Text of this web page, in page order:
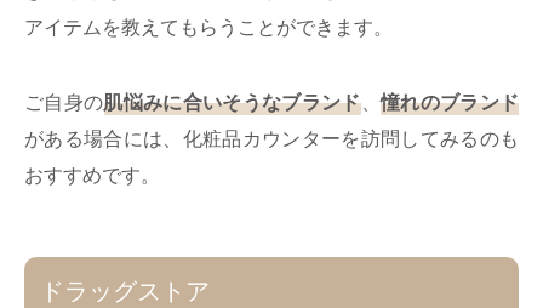
アイテムを教えてもらうことができます。
ご自身の肌悩みに合いそうなブランド、憧れのブランド
がある場合には、化粧品カウンターを訪問してみるのも
おすすめです。
ドラッグストア